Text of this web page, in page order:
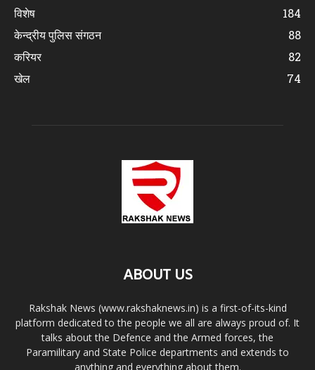
विशेष
184
केन्द्रीय पुलिस संगठन
88
करियर
82
खेल
74
ABOUT US
Rakshak News (www.rakshaknews.in) is a first-of-its-kind
platform dedicated to the people we all are always proud of. It
talks about the Defence and the Armed forces, the
Paramilitary and State Police departments and extends to
anything and everything about them.